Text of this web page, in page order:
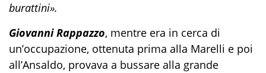
burattini».
Giovanni Rappazzo, mentre era in cerca di
un’occupazione, ottenuta prima alla Marelli e poi
all’Ansaldo, provava a bussare alla grande